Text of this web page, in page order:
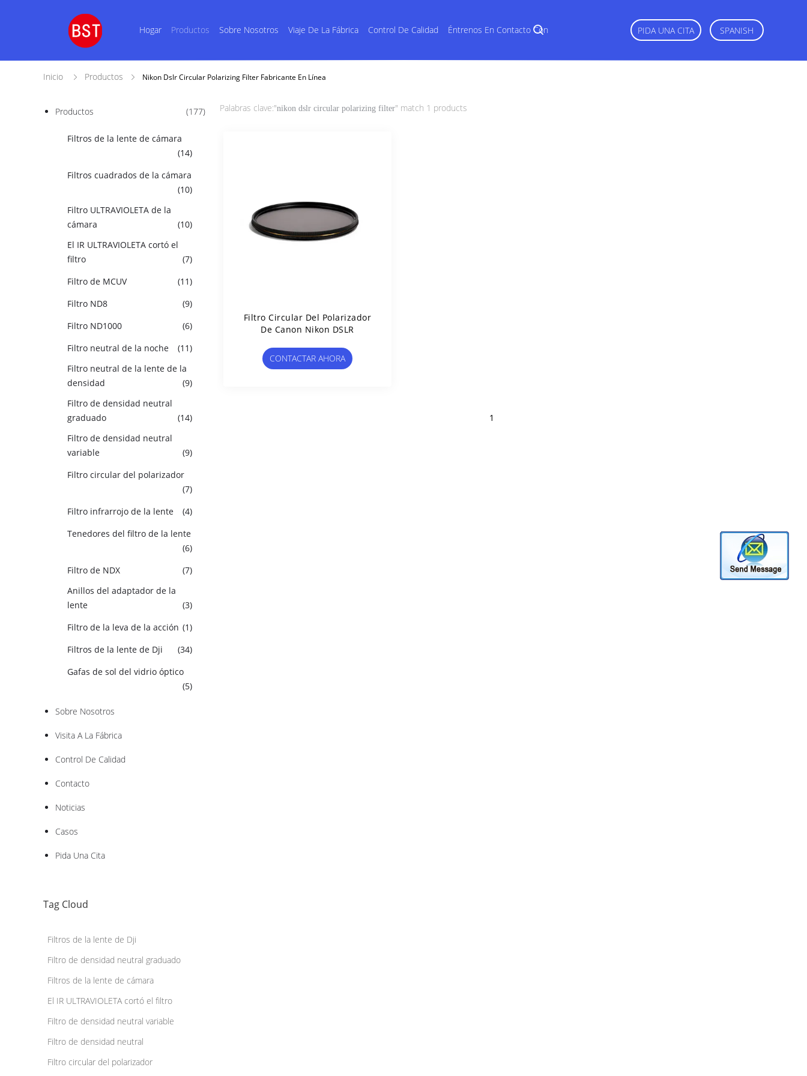
Hogar Productos Sobre Nosotros Viaje De La Fábrica Control De Calidad Éntrenos En Contacto Con PIDA UNA CITA SPANISH
Inicio Productos Nikon Dslr Circular Polarizing Filter Fabricante En Línea
Productos (177)
Filtros de la lente de cámara
(14)
Filtros cuadrados de la cámara
(10)
Filtro ULTRAVIOLETA de la
cámara
(10)
El IR ULTRAVIOLETA cortó el
filtro
(7)
Filtro de MCUV
(11)
Filtro ND8
(9)
Filtro ND1000
(6)
Filtro neutral de la noche
(11)
Filtro neutral de la lente de la
densidad
(9)
Filtro de densidad neutral
graduado
(14)
Filtro de densidad neutral
variable
(9)
Filtro circular del polarizador
(7)
Filtro infrarrojo de la lente
(4)
Tenedores del filtro de la lente
(6)
Filtro de NDX
(7)
Anillos del adaptador de la
lente
(3)
Filtro de la leva de la acción (1)
Filtros de la lente de Dji
(34)
Gafas de sol del vidrio óptico
(5)
Sobre Nosotros
Visita A La Fábrica
Control De Calidad
Contacto
Noticias
Casos
Pida Una Cita
Tag Cloud
Filtros de la lente de Dji
Filtro de densidad neutral graduado
Filtros de la lente de cámara
El IR ULTRAVIOLETA cortó el filtro
Filtro de densidad neutral variable
Filtro de densidad neutral
Filtro circular del polarizador
Palabras clave:"nikon dslr circular polarizing filter" match 1 products
Filtro Circular Del Polarizador
De Canon Nikon DSLR
CONTACTAR AHORA
1